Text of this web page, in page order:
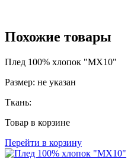
Похожие товары
Плед 100% хлопок "MX10"
Размер: не указан
Ткань:
Товар в корзине
Перейти в корзину